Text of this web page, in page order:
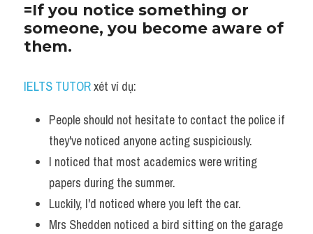
IELTS Advice
Listening
Speaking
Writing
Reading
Homepage
=If you notice something or
someone, you become aware of
them.
IELTS TUTOR xét ví dụ:
People should not hesitate to contact the police if
they've noticed anyone acting suspiciously.
I noticed that most academics were writing
papers during the summer.
Luckily, I'd noticed where you left the car.
Mrs Shedden noticed a bird sitting on the garage